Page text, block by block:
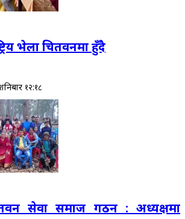
भेला चितवनमा हुँदै
१२:१८
सेवा समाज गठन : अध्यक्षमा